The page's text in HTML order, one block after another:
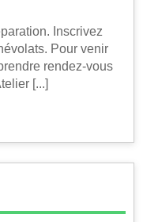
Inscrivez
Pour venir
rendez-vous
[...]